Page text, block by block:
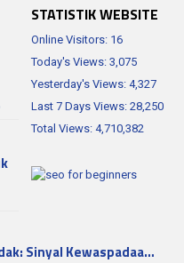
Sinyal Kewaspadaa…
STATISTIK WEBSITE
Online Visitors: 16
Today's Views: 3,075
Yesterday's Views: 4,327
Last 7 Days Views: 28,250
Total Views: 4,710,382